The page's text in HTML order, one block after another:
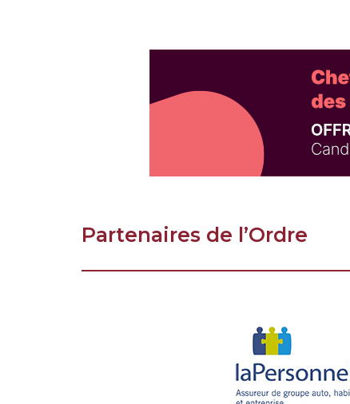
Partenaires de l’Ordre